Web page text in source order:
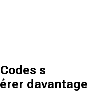
s
davantage